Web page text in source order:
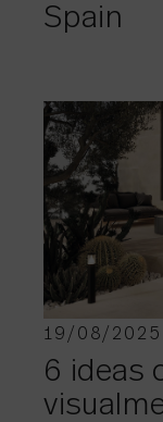
Spain
19/08/2025
6 ideas